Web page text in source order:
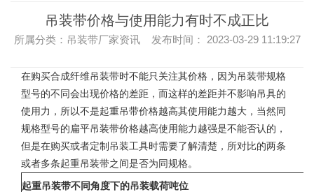
吊装带价格与使用能力有时不成正比
所属分类：吊装带厂家资讯 发布时间： 2023-03-29 11:19:27
在购买合成纤维吊装带时不能只关注其价格，因为吊装带规格
型号的不同会出现价格的差距，而这样的差距并不影响吊具的
使用力，所以不是起重吊带价格越高其使用能力越大，当然同
规格型号的扁平吊装带价格越高使用能力越强是不能否认的，
但是在购买或者定制吊装工具时需要了解清楚，所对比的两条
或者多条起重吊装带之间是否为同规格。
起重吊装带不同角度下的吊装载荷吨位